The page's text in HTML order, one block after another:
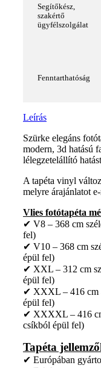
Segítőkész,
szakértő
ügyfélszolgálat
Fenntarthatóság
Leírás
Szürke elegáns
modern, 3d hatású
lélegzetelállító
A tapéta vinyl
melyre árajánlatot
Vlies fotótapéta
✔ V8 – 368 cm
fel)
✔ V10 – 368 cm
épül fel)
✔ XXL – 312 cm
épül fel)
✔ XXXL – 416 cm
épül fel)
✔ XXXXL – 416
csíkból épül fel)
Tapéta
✔ Európában